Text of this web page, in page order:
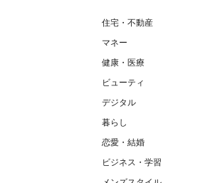
住宅・不動産
マネー
健康・医療
ビューティ
デジタル
暮らし
恋愛・結婚
ビジネス・学習